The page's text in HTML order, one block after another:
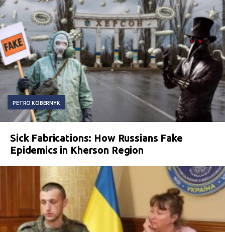
PETRO KOBERNYK
Sick Fabrications: How Russians Fake
Epidemics in Kherson Region